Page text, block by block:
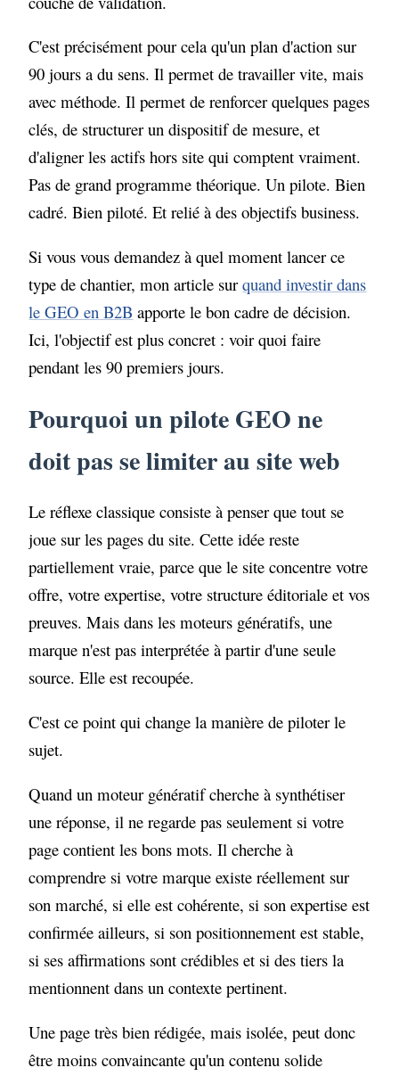
C'est précisément pour cela qu'un plan d'action sur
90 jours a du sens. Il permet de travailler vite, mais
avec méthode. Il permet de renforcer quelques pages
clés, de structurer un dispositif de mesure, et
d'aligner les actifs hors site qui comptent vraiment.
Pas de grand programme théorique. Un pilote. Bien
cadré. Bien piloté. Et relié à des objectifs business.
Si vous vous demandez à quel moment lancer ce
type de chantier, mon article surquand investir dans
le GEO en B2B apporte le bon cadre de décision.
Ici, l'objectif est plus concret : voir quoi faire
pendant les 90 premiers jours.
Pourquoi un pilote GEO ne
doit pas se limiter au site web
Le réflexe classique consiste à penser que tout se
joue sur les pages du site. Cette idée reste
partiellement vraie, parce que le site concentre votre
offre, votre expertise, votre structure éditoriale et vos
preuves. Mais dans les moteurs génératifs, une
marque n'est pas interprétée à partir d'une seule
source. Elle est recoupée.
C'est ce point qui change la manière de piloter le
sujet.
Quand un moteur génératif cherche à synthétiser
une réponse, il ne regarde pas seulement si votre
page contient les bons mots. Il cherche à
comprendre si votre marque existe réellement sur
son marché, si elle est cohérente, si son expertise est
confirmée ailleurs, si son positionnement est stable,
si ses affirmations sont crédibles et si des tiers la
mentionnent dans un contexte pertinent.
Une page très bien rédigée, mais isolée, peut donc
être moins convaincante qu'un contenu solide